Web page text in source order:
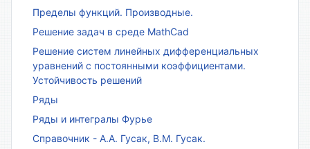
Пределы функций. Производные.
Решение задач в среде MathCad
Решение систем линейных дифференциальных
уравнений с постоянными коэффициентами.
Устойчивость решений
Ряды
Ряды и интегралы Фурье
Справочник - А.А. Гусак, В.М. Гусак.